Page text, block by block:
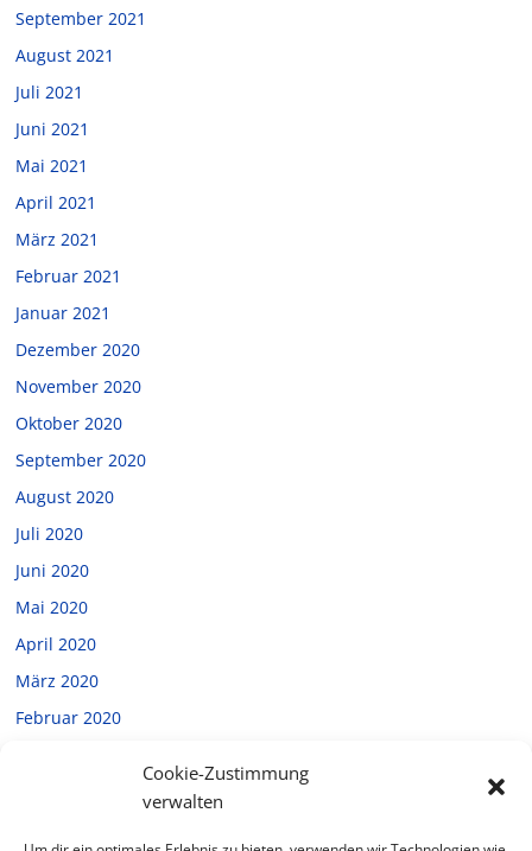
Cookie-Zustimmung
verwalten
September 2021
August 2021
Juli 2021
Juni 2021
Mai 2021
April 2021
März 2021
Februar 2021
Januar 2021
Dezember 2020
November 2020
Oktober 2020
September 2020
August 2020
Juli 2020
Juni 2020
Mai 2020
April 2020
März 2020
Februar 2020